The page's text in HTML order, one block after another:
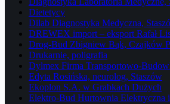
Dietetycy
Dilab Diagnostyka Medyczna,
DREWEX import – eksport Rafał
Drog-Bud Zbigniew Bąk, Czajków
Drukarnie, poligrafia
Dylmex Firma Transportowo-
Edyta Rosińska, neurolog, Staszów
Ekoplon S.A. w Grabkach Dużych
Elektro-Bud Hurtownia Elektryczna i